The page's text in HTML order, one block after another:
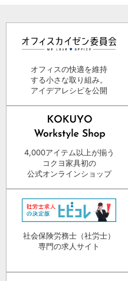
オフィスの快適を維持
する小さな取り組み。
アイデアレシピを公開
4,000アイテム以上が揃う
コクヨ家具初の
公式オンラインショップ
社会保険労務士（社労士）
専門の求人サイト